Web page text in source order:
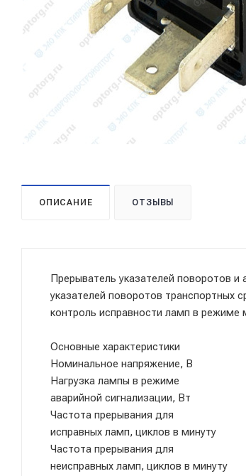
ОПИСАНИЕ ОТЗЫВЫ
Прерыватель указателей поворотов и
указателей поворотов транспортных
контроль исправности ламп в режиме
Основные характеристики
Номинальное напряжение, В
Нагрузка лампы в режиме
аварийной сигнализации, Вт
Частота прерывания для
исправных ламп, циклов в
Частота прерывания для
неисправных ламп, циклов в